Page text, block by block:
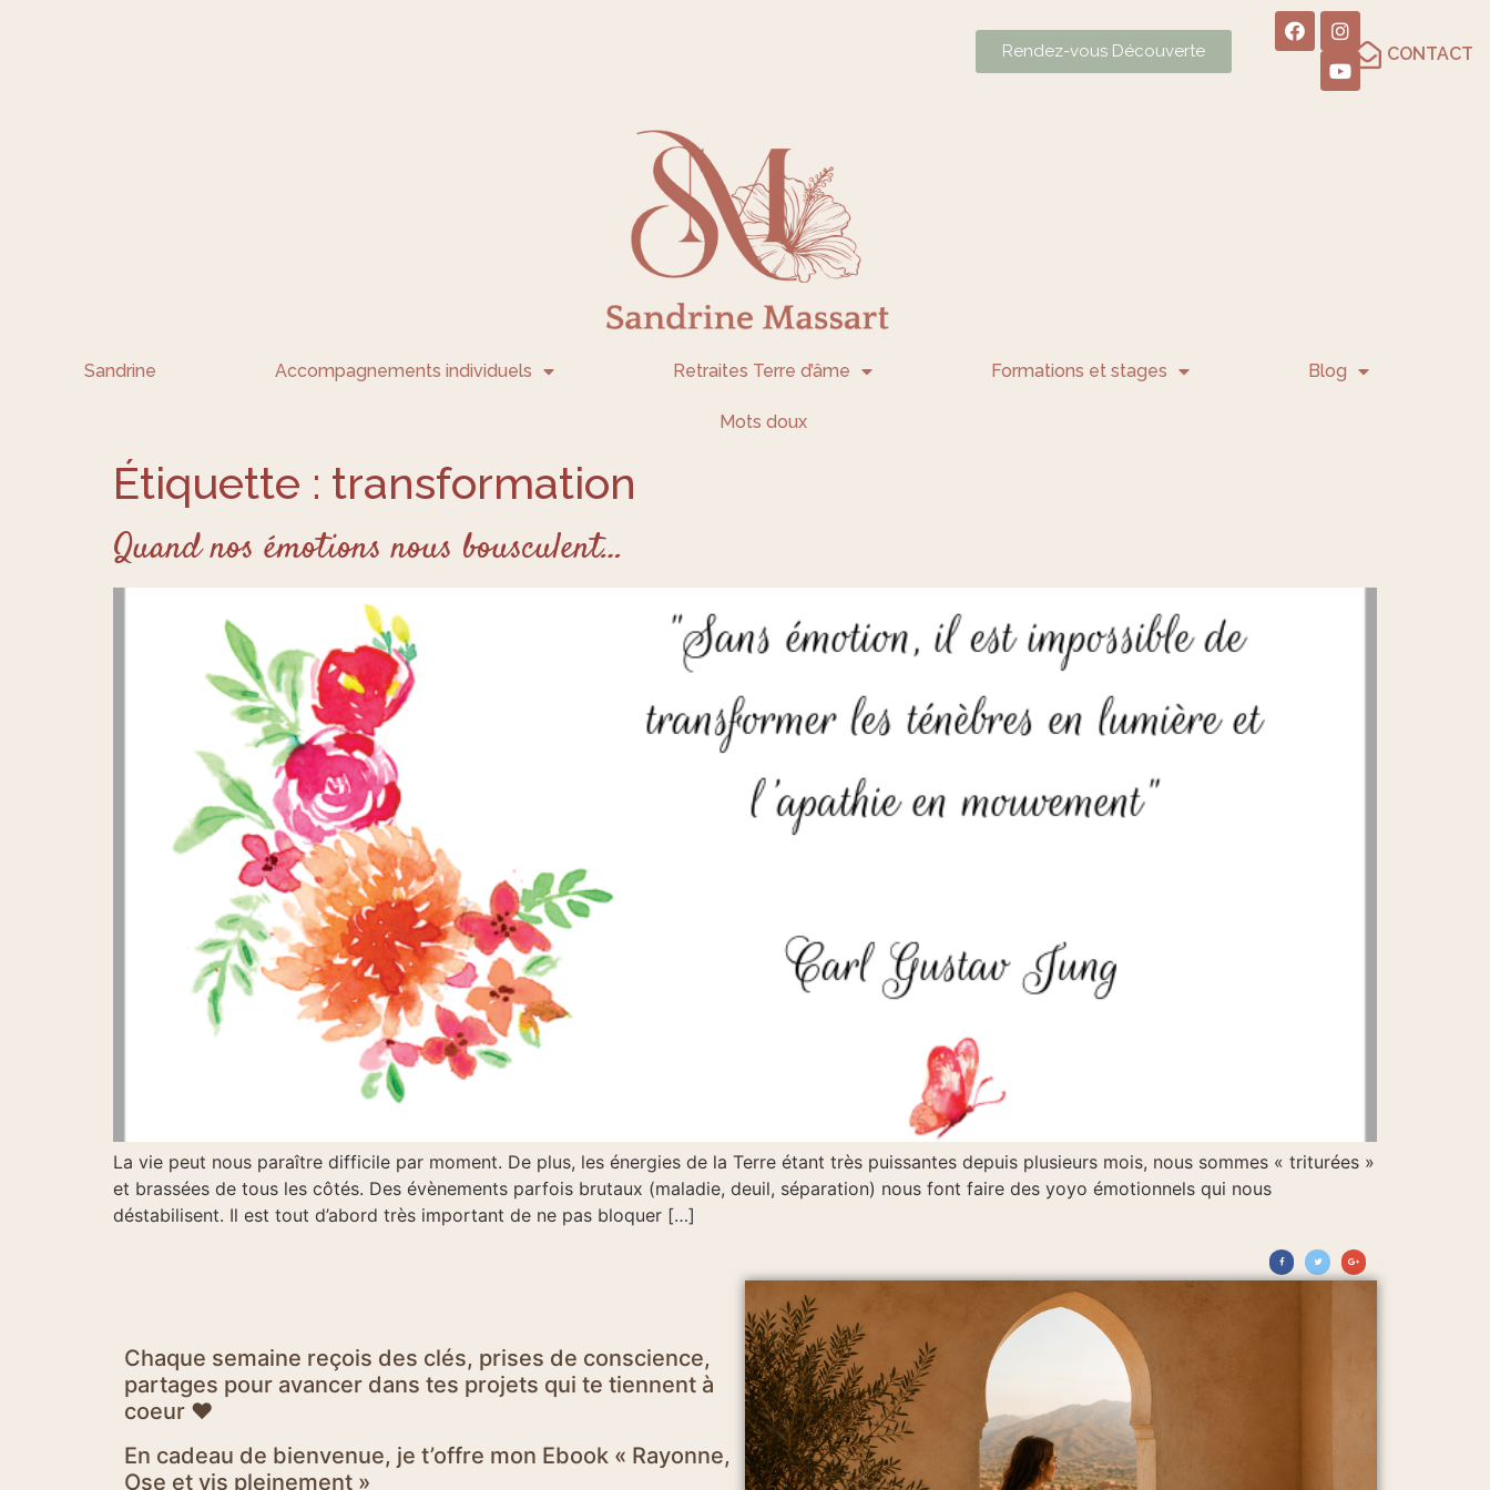
Rendez-vous Découverte CONTACT
Sandrine Accompagnements individuels Retraites Terre d’âme Formations et stages Blog
Mots doux
Étiquette : transformation
Quand nos émotions nous bousculent…
La vie peut nous paraître difficile par moment. De plus, les énergies de la Terre étant très puissantes depuis plusieurs mois, nous sommes « triturées »
et brassées de tous les côtés. Des évènements parfois brutaux (maladie, deuil, séparation) nous font faire des yoyo émotionnels qui nous
déstabilisent. Il est tout d’abord très important de ne pas bloquer […]
Chaque semaine reçois des clés, prises de conscience,
partages pour avancer dans tes projets qui te tiennent à
coeur ♥
En cadeau de bienvenue, je t’offre mon Ebook « Rayonne,
Ose et vis pleinement »